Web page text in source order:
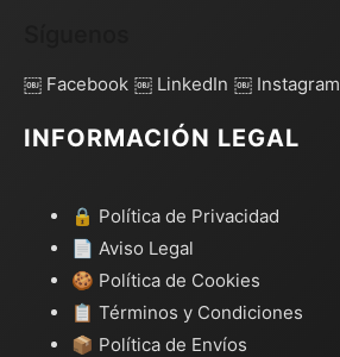
￼ Facebook ￼ LinkedIn ￼ Instagram
INFORMACIÓN LEGAL
🔒 Política de Privacidad
📄 Aviso Legal
🍪 Política de Cookies
📋 Términos y Condiciones
📦 Política de Envíos